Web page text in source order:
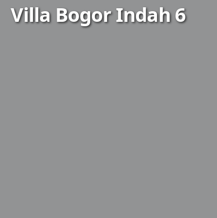
Villa Bogor Indah 6